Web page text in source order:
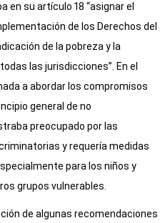
en su artículo 18 “asignar el
de los Derechos del
de la pobreza y la
las jurisdicciones”. En el
a abordar los compromisos
general de no
preocupado por las
y requería medidas
para los niños y
grupos vulnerables.
de algunas recomendaciones